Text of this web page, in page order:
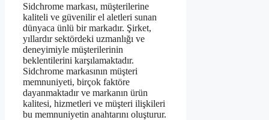
Sidchrome markası, müşterilerine
kaliteli ve güvenilir el aletleri sunan
dünyaca ünlü bir markadır. Şirket,
yıllardır sektördeki uzmanlığı ve
deneyimiyle müşterilerinin
beklentilerini karşılamaktadır.
Sidchrome markasının müşteri
memnuniyeti, birçok faktöre
dayanmaktadır ve markanın ürün
kalitesi, hizmetleri ve müşteri ilişkileri
bu memnuniyetin anahtarını oluşturur.